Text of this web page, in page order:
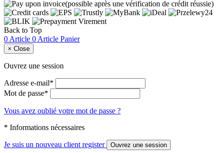
Back to Top
0 Article 0 Article Panier
× Close
Ouvrez une session
Adresse e-mail*
Mot de passe*
Vous avez oublié votre mot de passe ?
* Informations nécessaires
Je suis un nouveau client register Ouvrez une session